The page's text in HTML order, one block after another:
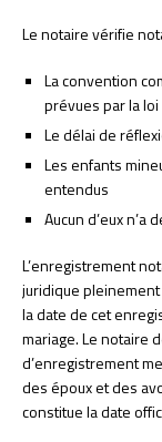
Le notaire vérifie
La convention
prévues par la loi
Le délai de
Les enfants
entendus
Aucun d’eux n’a
L’enregistrement
juridique pleinement
la date de cet
mariage. Le notaire
d’enregistrement
des époux et des
constitue la date